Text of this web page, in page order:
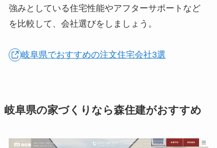
強みとしている住宅性能やアフターサポートなど
を比較して、会社選びをしましょう。
岐阜県でおすすめの注文住宅会社3選
岐阜県の家づくりなら森住建がおすすめ